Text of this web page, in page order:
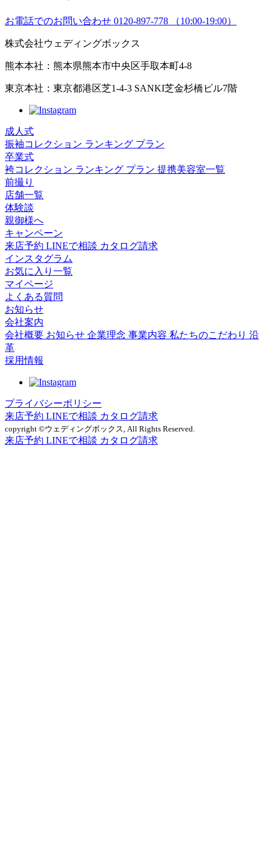
お電話でのお問い合わせ 0120-897-778 （10:00-19:00）
株式会社ウェディングボックス
熊本本社：熊本県熊本市中央区手取本町4-8
東京本社：東京都港区芝1-4-3 SANKI芝金杉橋ビル7階
成人式
振袖コレクション ランキング プラン
卒業式
袴コレクション ランキング プラン 提携美容室一覧
前撮り
店舗一覧
体験談
親御様へ
キャンペーン
来店予約 LINEで相談 カタログ請求
インスタグラム
お気に入り一覧
マイページ
よくある質問
お知らせ
会社案内
会社概要 お知らせ 企業理念 事業内容 私たちのこだわり 沿
革
採用情報
プライバシーポリシー
来店予約 LINEで相談 カタログ請求
copyright ©ウェディングボックス, All Rights Reserved.
来店予約 LINEで相談 カタログ請求